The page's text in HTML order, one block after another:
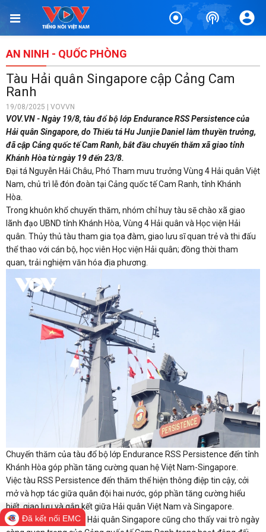
AN NINH - QUỐC PHÒNG
Tàu Hải quân Singapore cập Cảng Cam
Ranh
19/08/2025 | VOVVN
VOV.VN - Ngày 19/8, tàu đổ bộ lớp Endurance RSS Persistence của
Hải quân Singapore, do Thiếu tá Hu Junjie Daniel làm thuyền trưởng,
đã cập Cảng quốc tế Cam Ranh, bắt đầu chuyến thăm xã giao tỉnh
Khánh Hòa từ ngày 19 đến 23/8.
Đại tá Nguyễn Hải Châu, Phó Tham mưu trưởng Vùng 4 Hải quân Việt
Nam, chủ trì lễ đón đoàn tại Cảng quốc tế Cam Ranh, tỉnh Khánh
Hòa.
Trong khuôn khổ chuyến thăm, nhóm chỉ huy tàu sẽ chào xã giao
lãnh đạo UBND tỉnh Khánh Hòa, Vùng 4 Hải quân và Học viện Hải
quân. Thủy thủ tàu tham gia tọa đàm, giao lưu sĩ quan trẻ và thi đấu
thể thao với cán bộ, học viên Học viện Hải quân; đồng thời tham
quan, trải nghiệm văn hóa địa phương.
Chuyến thăm của tàu đổ bộ lớp Endurance RSS Persistence đến tỉnh
Khánh Hòa góp phần tăng cường quan hệ Việt Nam-Singapore.
Việc tàu RSS Persistence đến thăm thể hiện thông điệp tin cậy, cởi
mở và hợp tác giữa quân đội hai nước, góp phần tăng cường hiểu
biết, giao lưu và gắn kết giữa Hải quân Việt Nam và Singapore.
Chuyến thăm của tàu Hải quân Singapore cũng cho thấy vai trò ngày
Đã kết nối EMC